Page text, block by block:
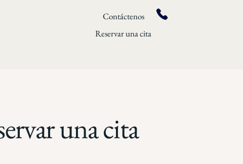
Contáctenos
Reservar una cita
una cita